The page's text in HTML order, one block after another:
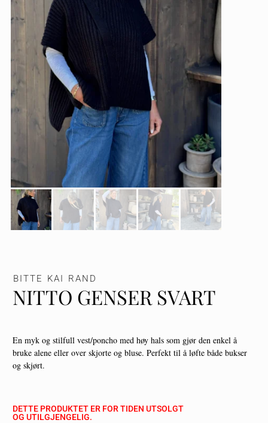
BITTE KAI RAND
NITTO GENSER SVART
En myk og stilfull vest/poncho med høy hals som gjør den enkel å
bruke alene eller over skjorte og bluse. Perfekt til å løfte både bukser
og skjørt.
DETTE PRODUKTET ER FOR TIDEN UTSOLGT
OG UTILGJENGELIG.